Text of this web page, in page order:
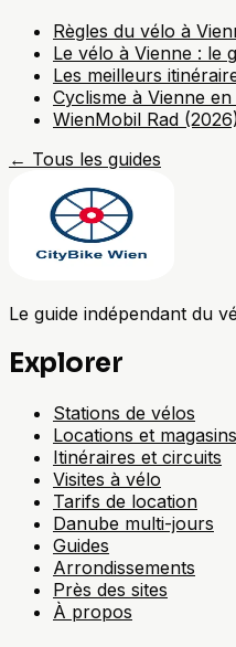
Règles du vélo à
Le vélo à Vienne : le
Les meilleurs
Cyclisme à Vienne
WienMobil Rad
← Tous les guides
Le guide indépendant du
Explorer
Stations de vélos
Locations et magasins
Itinéraires et circuits
Visites à vélo
Tarifs de location
Danube multi-jours
Guides
Arrondissements
Près des sites
À propos